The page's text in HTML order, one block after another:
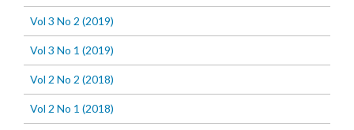
Vol 3 No 2 (2019)
Vol 3 No 1 (2019)
Vol 2 No 2 (2018)
Vol 2 No 1 (2018)